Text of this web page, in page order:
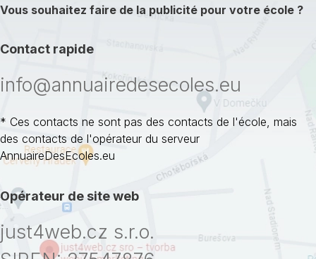
Vous souhaitez faire de la publicité pour votre école ?
Contact rapide
info@annuairedesecoles.eu
* Ces contacts ne sont pas des contacts de l'école, mais
des contacts de l'opérateur du serveur
AnnuaireDesEcoles.eu
Opérateur de site web
just4web.cz s.r.o.